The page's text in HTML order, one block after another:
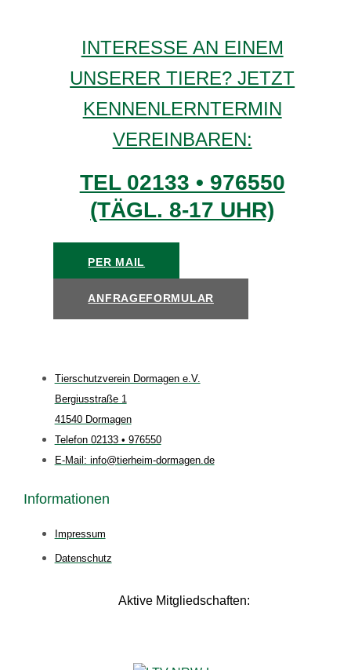
INTERESSE AN EINEM
UNSERER TIERE? JETZT
KENNENLERNTERMIN
VEREINBAREN:
TEL 02133 • 976550
(TÄGL. 8-17 UHR)
PER MAIL
ANFRAGEFORMULAR
Tierschutzverein Dormagen e.V.
Bergiusstraße 1
41540 Dormagen
Telefon 02133 • 976550
E-Mail: info@tierheim-dormagen.de
Informationen
Impressum
Datenschutz
Aktive Mitgliedschaften: